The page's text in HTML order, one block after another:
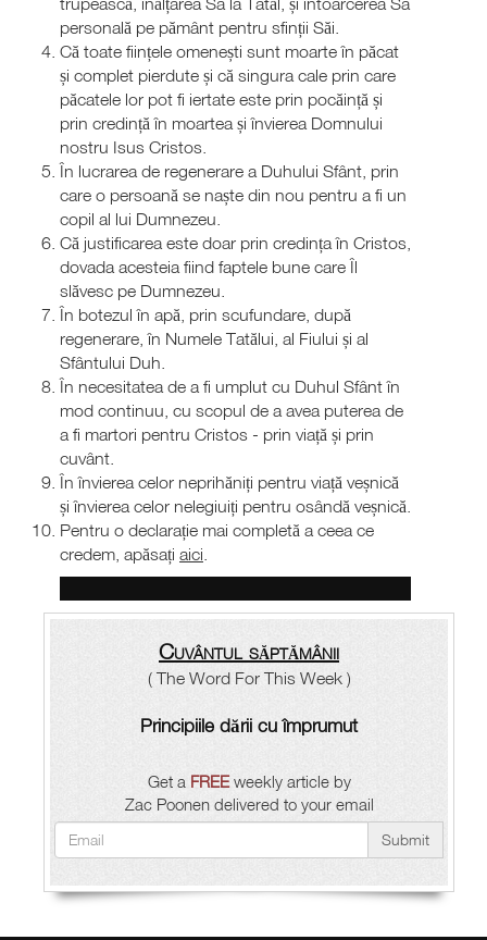
personală pe pământ pentru sfinții Săi.
Că toate ființele omenești sunt moarte în păcat
și complet pierdute și că singura cale prin care
păcatele lor pot fi iertate este prin pocăință și
prin credință în moartea și învierea Domnului
nostru Isus Cristos.
În lucrarea de regenerare a Duhului Sfânt, prin
care o persoană se naște din nou pentru a fi un
copil al lui Dumnezeu.
Că justificarea este doar prin credința în Cristos,
dovada acesteia fiind faptele bune care Îl
slăvesc pe Dumnezeu.
În botezul în apă, prin scufundare, după
regenerare, în Numele Tatălui, al Fiului și al
Sfântului Duh.
În necesitatea de a fi umplut cu Duhul Sfânt în
mod continuu, cu scopul de a avea puterea de
a fi martori pentru Cristos - prin viață și prin
cuvânt.
În învierea celor neprihăniți pentru viață veșnică
și învierea celor nelegiuiți pentru osândă veșnică.
Pentru o declarație mai completă a ceea ce
credem, apăsați aici
Cuvântul săptămânii
( The Word For This Week )
Principiile dării cu împrumut
Get a FREEweekly article by
Zac Poonen delivered to your email
Submit